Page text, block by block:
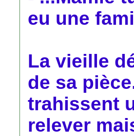
eu une
La vieille
de sa
trahissent
relever